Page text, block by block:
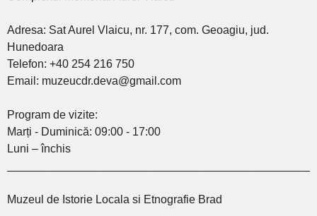
Adresa: Sat Aurel Vlaicu, nr. 177, com. Geoagiu, jud.
Hunedoara
Telefon: +40 254 216 750
Email: muzeucdr.deva@gmail.com
Program de vizite:
Marți - Duminică: 09:00 - 17:00
Luni – închis
Muzeul de Istorie Locala si Etnografie Brad